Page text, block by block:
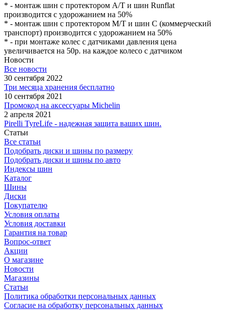
* - монтаж шин с протектором A/T и шин Runflat
производится с удорожанием на 50%
* - монтаж шин с протектором M/T и шин C (коммерческий
транспорт) производится с удорожанием на 50%
* - при монтаже колес с датчиками давления цена
увеличивается на 50р. на каждое колесо с датчиком
Новости
Все новости
30 сентября 2022
Три месяца хранения бесплатно
10 сентября 2021
Промокод на аксессуары Michelin
2 апреля 2021
Pirelli TyreLife - надежная защита ваших шин.
Статьи
Все статьи
Подобрать диски и шины по размеру
Подобрать диски и шины по авто
Индексы шин
Каталог
Шины
Диски
Покупателю
Условия оплаты
Условия доставки
Гарантия на товар
Вопрос-ответ
Акции
О магазине
Новости
Магазины
Статьи
Политика обработки персональных данных
Согласие на обработку персональных данных